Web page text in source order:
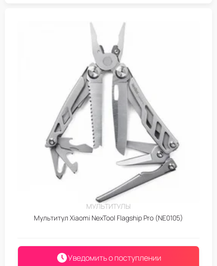
МУЛЬТИТУЛЫ
Мультитул Xiaomi NexTool Flagship Pro (NE0105)
Уведомить о поступлении